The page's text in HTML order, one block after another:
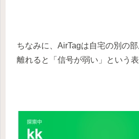
ちなみに、AirTagは自宅の別の部
離れると「信号が弱い」という表